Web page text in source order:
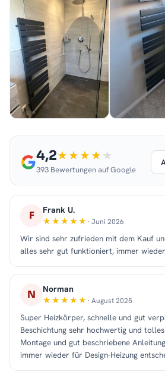
4,2
393 Bewertungen auf Google
F Frank U.
· Juni 2026
Wir sind sehr zufrieden mit dem Kauf
alles sehr gut funktioniert, immer
N Norman
· August 2025
Super Heizkörper, schnelle und gut
Beschichtung sehr hochwertig und
Montage und gut beschriebene
immer wieder für Design-Heizung